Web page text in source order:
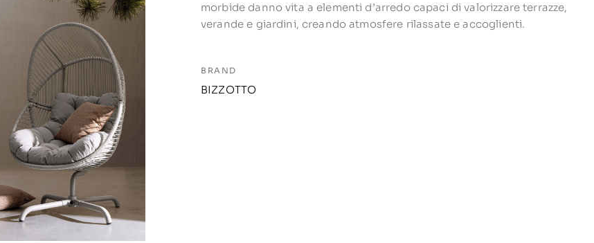
morbide danno vita a elementi d’arredo capaci di valorizzare terrazze,
verande e giardini, creando atmosfere rilassate e accoglienti.
BRAND
BIZZOTTO